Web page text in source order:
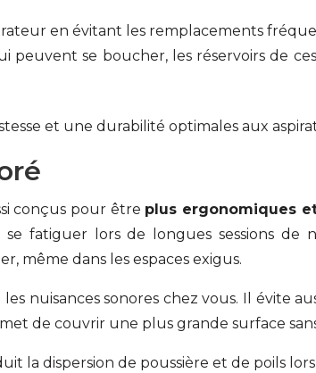
en évitant les remplacements
peuvent se boucher, les réservoirs de
et une durabilité optimales aux
conçus pour être plus ergonomiques
fatiguer lors de longues sessions de
même dans les espaces exigus.
nuisances sonores chez vous. Il évite
de couvrir une plus grande surface
la dispersion de poussière et de poils